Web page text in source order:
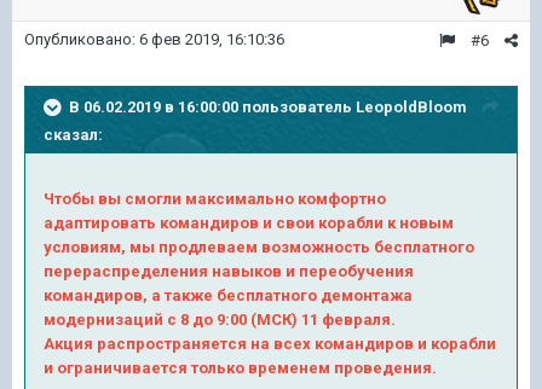
#6
Опубликовано: 6 фев 2019, 16:10:36
В 06.02.2019 в 16:00:00 пользователь LeopoldBloom
сказал:
Чтобы вы смогли максимально комфортно
адаптировать командиров и свои корабли к новым
условиям, мы продлеваем возможность бесплатного
перераспределения навыков и переобучения
командиров, а также бесплатного демонтажа
модернизаций с 8 до 9:00 (МСК) 11 февраля.
Акция распространяется на всех командиров и корабли
и ограничивается только временем проведения.